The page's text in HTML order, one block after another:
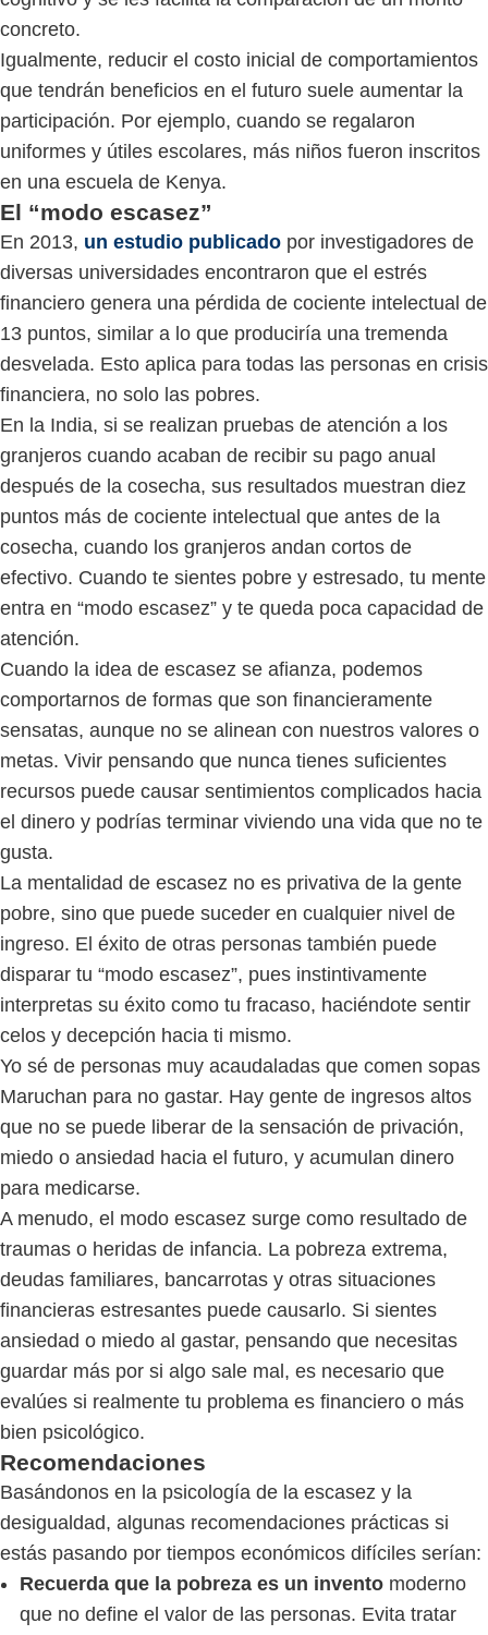
concreto.
Igualmente, reducir el costo inicial de comportamientos
que tendrán beneficios en el futuro suele aumentar la
participación. Por ejemplo, cuando se regalaron
uniformes y útiles escolares, más niños fueron inscritos
en una escuela de Kenya.
El “modo escasez”
En 2013, un estudio publicado por investigadores de
diversas universidades encontraron que el estrés
financiero genera una pérdida de cociente intelectual de
13 puntos, similar a lo que produciría una tremenda
desvelada. Esto aplica para todas las personas en crisis
financiera, no solo las pobres.
En la India, si se realizan pruebas de atención a los
granjeros cuando acaban de recibir su pago anual
después de la cosecha, sus resultados muestran diez
puntos más de cociente intelectual que antes de la
cosecha, cuando los granjeros andan cortos de
efectivo. Cuando te sientes pobre y estresado, tu mente
entra en “modo escasez” y te queda poca capacidad de
atención.
Cuando la idea de escasez se afianza, podemos
comportarnos de formas que son financieramente
sensatas, aunque no se alinean con nuestros valores o
metas. Vivir pensando que nunca tienes suficientes
recursos puede causar sentimientos complicados hacia
el dinero y podrías terminar viviendo una vida que no te
gusta.
La mentalidad de escasez no es privativa de la gente
pobre, sino que puede suceder en cualquier nivel de
ingreso. El éxito de otras personas también puede
disparar tu “modo escasez”, pues instintivamente
interpretas su éxito como tu fracaso, haciéndote sentir
celos y decepción hacia ti mismo.
Yo sé de personas muy acaudaladas que comen sopas
Maruchan para no gastar. Hay gente de ingresos altos
que no se puede liberar de la sensación de privación,
miedo o ansiedad hacia el futuro, y acumulan dinero
para medicarse.
A menudo, el modo escasez surge como resultado de
traumas o heridas de infancia. La pobreza extrema,
deudas familiares, bancarrotas y otras situaciones
financieras estresantes puede causarlo. Si sientes
ansiedad o miedo al gastar, pensando que necesitas
guardar más por si algo sale mal, es necesario que
evalúes si realmente tu problema es financiero o más
bien psicológico.
Recomendaciones
Basándonos en la psicología de la escasez y la
desigualdad, algunas recomendaciones prácticas si
estás pasando por tiempos económicos difíciles serían:
Recuerda que la pobreza es un inventomoderno
que no define el valor de las personas. Evita tratar